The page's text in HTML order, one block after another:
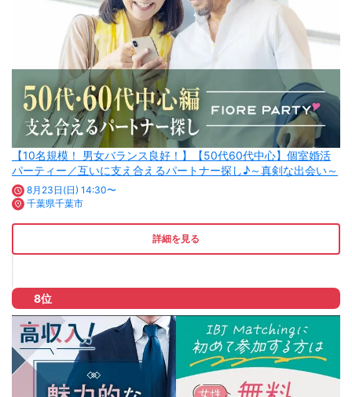
【10名規模！ 男女バランス良好！】【50代60代中心】個室婚活
パーティー／互いに支え合えるパートナー探し♪～真剣な出会い～
8月23日(日) 14:30〜
千葉県千葉市
詳細を見る
8位